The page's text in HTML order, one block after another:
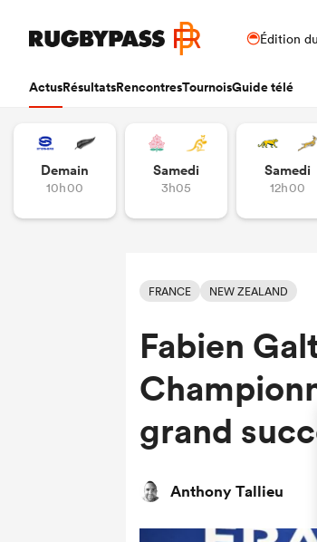
Édition
ActusRésultatsRencontresTournoisGuide télé
Demain
10h00
Samedi
3h05
Samedi
12h00
FRANCE NEW ZEALAND
Fabien
grand
Anthony Tallieu